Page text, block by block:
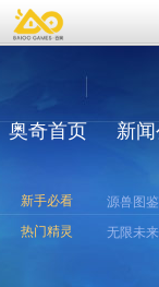
奥奇首页 新
新手必看 源兽图鉴
热门精灵
无限未